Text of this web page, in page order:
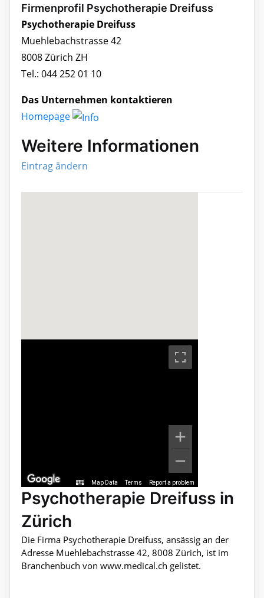
Firmenprofil Psychotherapie Dreifuss
Psychotherapie Dreifuss
Muehlebachstrasse 42
8008 Zürich ZH
Tel.: 044 252 01 10
Das Unternehmen kontaktieren
Homepage
Weitere Informationen
Eintrag ändern
Map Data Terms Report a problem
Psychotherapie Dreifuss in
Zürich
Die Firma Psychotherapie Dreifuss, ansässig an der
Adresse Muehlebachstrasse 42, 8008 Zürich, ist im
Branchenbuch von www.medical.ch gelistet.